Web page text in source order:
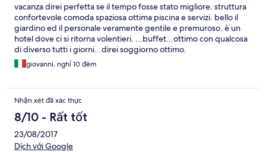
vacanza direi perfetta se il tempo fosse stato migliore. struttura
confortevole comoda spaziosa ottima piscina e servizi. bello il
giardino ed il personale veramente gentile e premuroso. è un
hotel dove ci si ritorna volentieri. ...buffet...ottimo con qualcosa
di diverso tutti i giorni...direi soggiorno ottimo.
giovanni, nghỉ 10 đêm
Nhận xét đã xác thực
8/10 - Rất tốt
23/08/2017
Dịch với Google